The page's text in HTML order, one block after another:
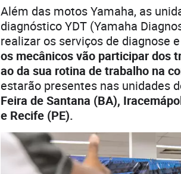
Além das motos Yamaha, as
diagnóstico YDT (Yamaha
realizar os serviços de diagnose
os mecânicos vão participar dos
ao da sua rotina de trabalho na
estarão presentes nas unidades
Feira de Santana (BA),
e Recife (PE).